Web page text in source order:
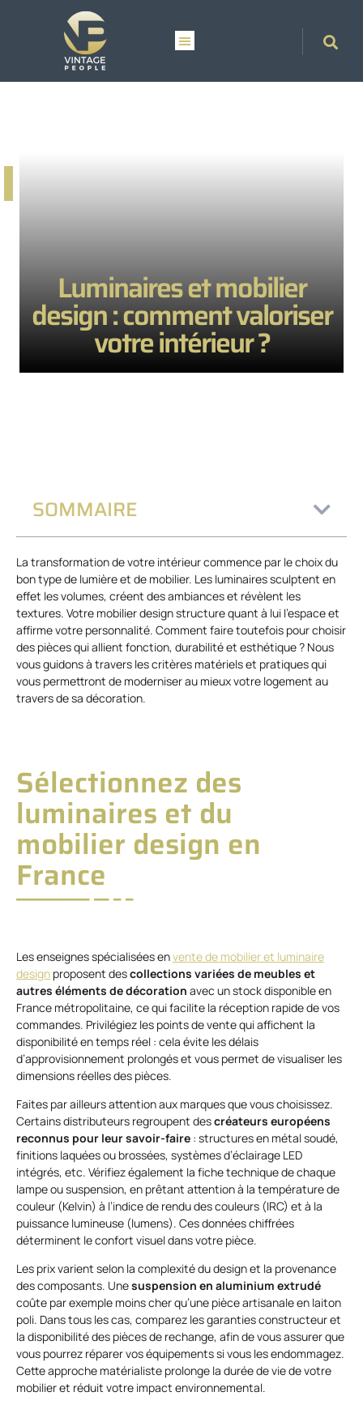
Luminaires et mobilier
design : comment valoriser
votre intérieur ?
SOMMAIRE
La transformation de votre intérieur commence par le choix du
bon type de lumière et de mobilier. Les luminaires sculptent en
effet les volumes, créent des ambiances et révèlent les
textures. Votre mobilier design structure quant à lui l’espace et
affirme votre personnalité. Comment faire toutefois pour choisir
des pièces qui allient fonction, durabilité et esthétique ? Nous
vous guidons à travers les critères matériels et pratiques qui
vous permettront de moderniser au mieux votre logement au
travers de sa décoration.
Sélectionnez des
luminaires et du
mobilier design en
France
Les enseignes spécialisées envente de mobilier et luminaire
design proposent descollections variées de meubles et
autres éléments de décoration avec un stock disponible en
France métropolitaine, ce qui facilite la réception rapide de vos
commandes. Privilégiez les points de vente qui affichent la
disponibilité en temps réel : cela évite les délais
d’approvisionnement prolongés et vous permet de visualiser les
dimensions réelles des pièces.
Faites par ailleurs attention aux marques que vous choisissez.
Certains distributeurs regroupent descréateurs européens
reconnus pour leur savoir-faire : structures en métal soudé,
finitions laquées ou brossées, systèmes d’éclairage LED
intégrés, etc. Vérifiez également la fiche technique de chaque
lampe ou suspension, en prêtant attention à la température de
couleur (Kelvin) à l’indice de rendu des couleurs (IRC) et à la
puissance lumineuse (lumens). Ces données chiffrées
déterminent le confort visuel dans votre pièce.
Les prix varient selon la complexité du design et la provenance
des composants. Unesuspension en aluminium extrudé
coûte par exemple moins cher qu’une pièce artisanale en laiton
poli. Dans tous les cas, comparez les garanties constructeur et
la disponibilité des pièces de rechange, afin de vous assurer que
vous pourrez réparer vos équipements si vous les endommagez.
Cette approche matérialiste prolonge la durée de vie de votre
mobilier et réduit votre impact environnemental.